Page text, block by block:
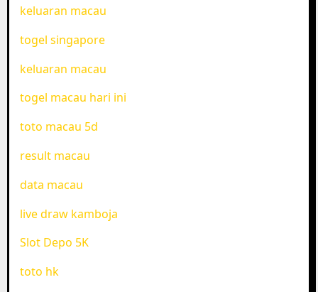
keluaran macau
togel singapore
keluaran macau
togel macau hari ini
toto macau 5d
result macau
data macau
live draw kamboja
Slot Depo 5K
toto hk